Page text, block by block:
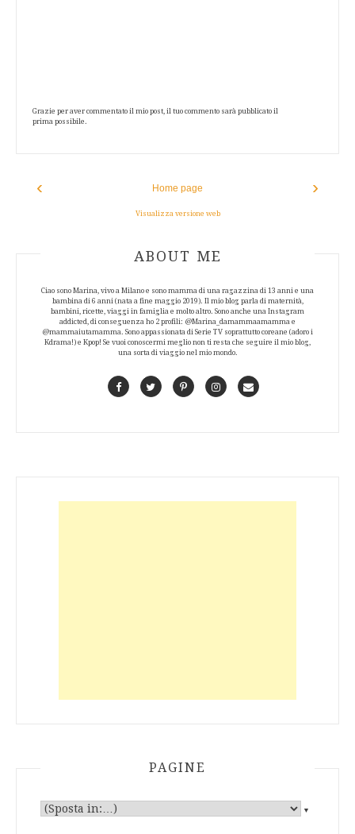
Grazie per aver commentato il mio post, il tuo commento sarà pubblicato il
prima possibile.
‹ ›
Home page
Visualizza versione web
ABOUT AUTHOR
ABOUT ME
Ciao sono Marina, vivo a Milano e sono mamma di una ragazzina di 13 anni e una
bambina di 6 anni (nata a fine maggio 2019). Il mio blog parla di maternità,
bambini, ricette, viaggi in famiglia e molto altro. Sono anche una Instagram
addicted, di conseguenza ho 2 profili: @Marina_damammaamamma e
@mammaiutamamma. Sono appassionata di Serie TV soprattutto coreane (adoro i
Kdrama!) e Kpop! Se vuoi conoscermi meglio non ti resta che seguire il mio blog,
una sorta di viaggio nel mio mondo.
FacebookTwitterPinterestInstagramContact
PAGINE
▼